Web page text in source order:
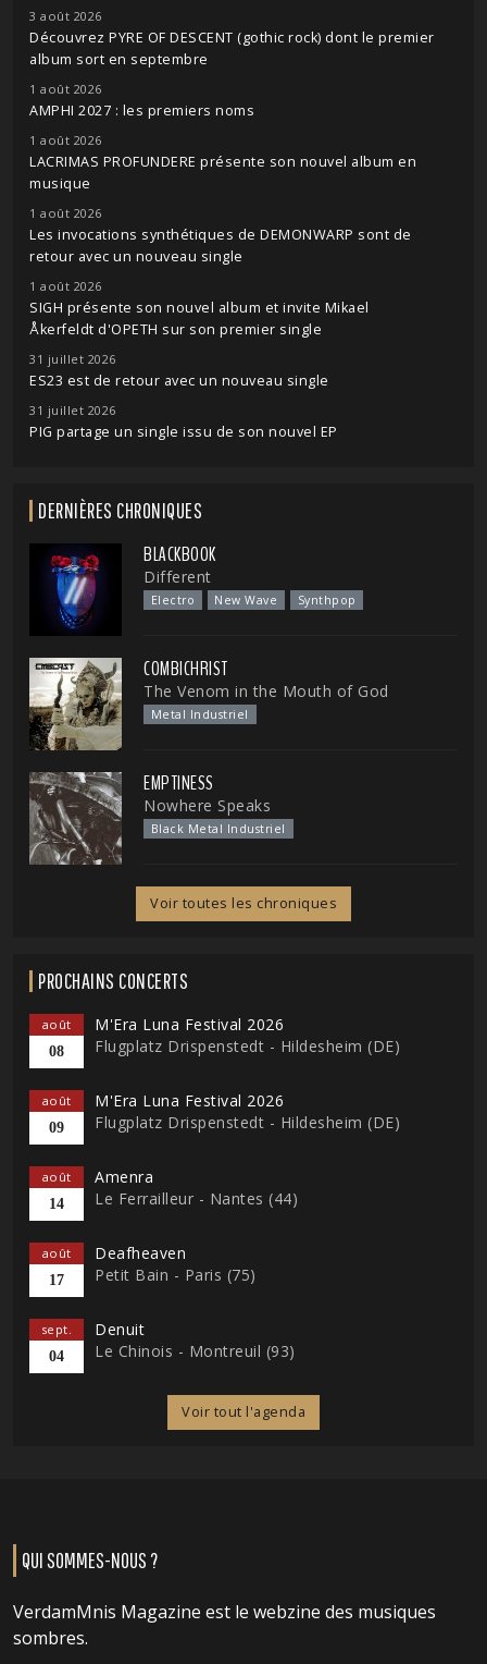
3 août 2026
Découvrez PYRE OF DESCENT (gothic rock) dont le premier
album sort en septembre
1 août 2026
AMPHI 2027 : les premiers noms
1 août 2026
LACRIMAS PROFUNDERE présente son nouvel album en
musique
1 août 2026
Les invocations synthétiques de DEMONWARP sont de
retour avec un nouveau single
1 août 2026
SIGH présente son nouvel album et invite Mikael
Åkerfeldt d'OPETH sur son premier single
31 juillet 2026
ES23 est de retour avec un nouveau single
31 juillet 2026
PIG partage un single issu de son nouvel EP
DERNIÈRES CHRONIQUES
BLACKBOOK
Different
Electro New Wave Synthpop
COMBICHRIST
The Venom in the Mouth of God
Metal Industriel
EMPTINESS
Nowhere Speaks
Black Metal Industriel
Voir toutes les chroniques
PROCHAINS CONCERTS
août
08
M'Era Luna Festival 2026
Flugplatz Drispenstedt - Hildesheim (DE)
août
09
M'Era Luna Festival 2026
Flugplatz Drispenstedt - Hildesheim (DE)
août
14
Amenra
Le Ferrailleur - Nantes (44)
août
17
Deafheaven
Petit Bain - Paris (75)
sept.
04
Denuit
Le Chinois - Montreuil (93)
Voir tout l'agenda
QUI SOMMES-NOUS ?
VerdamMnis Magazine est le webzine des musiques
sombres.